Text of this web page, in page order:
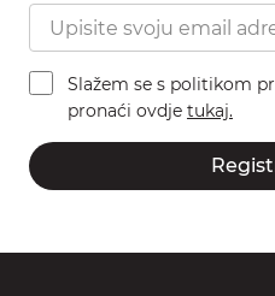
Slažem se s politikom
pronaći ovdje tukaj.